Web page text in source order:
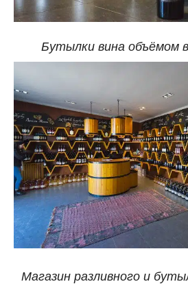
Бутылки вина объёмом
Магазин разливного и